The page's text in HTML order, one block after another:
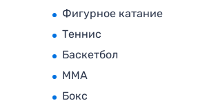
Фигурное катание
Теннис
Баскетбол
MMA
Бокс